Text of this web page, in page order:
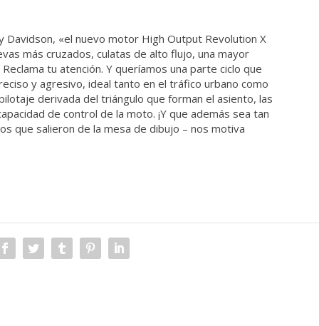
Davidson, «el nuevo motor High Output Revolution X
más cruzados, culatas de alto flujo, una mayor
tu atención. Y queríamos una parte ciclo que
y agresivo, ideal tanto en el tráfico urbano como
derivada del triángulo que forman el asiento, las
de control de la moto. ¡Y que además sea tan
que salieron de la mesa de dibujo – nos motiva